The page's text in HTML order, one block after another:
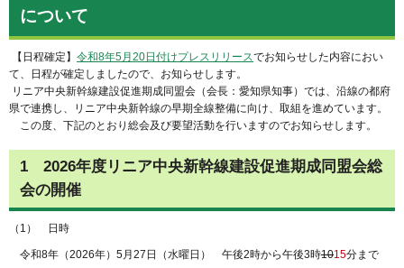
について
【日程確定】 令和8年5月20日付けプレスリリースでお知らせした内容におい
て、日程が確定しましたので、お知らせします。
リニア中央新幹線建設促進期成同盟会（会長：愛知県知事）では、沿線の都府
県で連携し、リニア中央新幹線の早期全線整備に向け、取組を進めています。
この度、下記のとおり総会及び要望活動を行いますのでお知らせします。
1 2026年度リニア中央新幹線建設促進期成同盟会総
会の開催
（1） 日時
令和8年（2026年）5月27日（水曜日） 午後2時から午後3時1015分まで